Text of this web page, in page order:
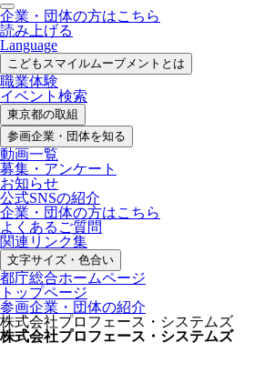
企業・団体の方はこちら
読み上げる
Language
こどもスマイルムーブメントとは
職業体験
イベント検索
東京都の取組
参画企業・ 団体を知る
動画一覧
募集・ アンケート
お知らせ
公式SNSの紹介
企業・団体の方はこちら
よくあるご質問
関連リンク集
文字サイズ・色合い
都庁総合ホームページ
トップページ
参画企業・団体の紹介
株式会社プロフェース・システムズ
株式会社プロフェース・システムズ